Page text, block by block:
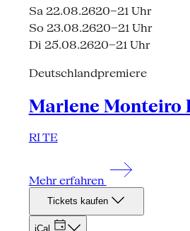
Sa 22.08.2620–21 Uhr
So 23.08.2620–21 Uhr
Di 25.08.2620–21 Uhr
Deutschlandpremiere
Marlene Monteiro
RI TE
Mehr erfahren
Tickets kaufen
iCal